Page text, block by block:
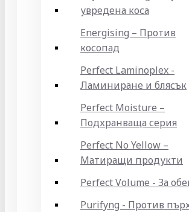
увредена коса
Energising – Против
косопад
Perfect Laminoplex -
Ламиниране и блясък
Perfect Moisture –
Подхранваща серия
Perfect No Yellow –
Матиращи продукти
Perfect Volume - За
Purifyng - Против